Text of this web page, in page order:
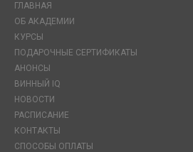
ГЛАВНАЯ
ОБ АКАДЕМИИ
КУРСЫ
ПОДАРОЧНЫЕ СЕРТИФИКАТЫ
АНОНСЫ
ВИННЫЙ IQ
НОВОСТИ
РАСПИСАНИЕ
КОНТАКТЫ
СПОСОБЫ ОПЛАТЫ